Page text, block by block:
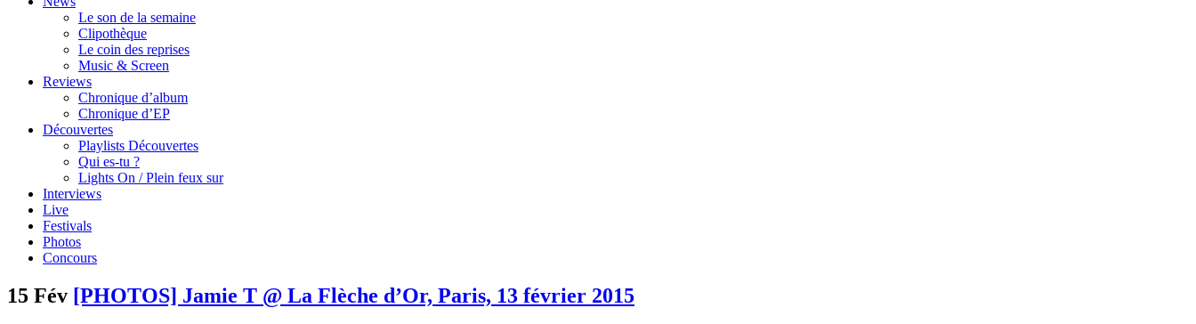
Le son de la semaine
Clipothèque
Le coin des reprises
Music & Screen
Reviews
Chronique d’album
Chronique d’EP
Découvertes
Playlists Découvertes
Qui es-tu ?
Lights On / Plein feux sur
Interviews
Live
Festivals
Photos
Concours
15 Fév [PHOTOS] Jamie T @ La Flèche d’Or, Paris, 13 février 2015